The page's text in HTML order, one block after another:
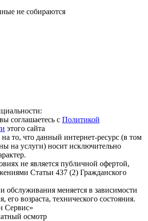
не собираются
соглашаетесь с Политикой
этого сайта
то, что данный интернет-ресурс (в том
на услуги) носит исключительно
не является публичной офертой,
Статьи 437 (2) Гражданского
обслуживания меняется в зависимости
его возраста, технического состояния.
Сервис»
осмотр